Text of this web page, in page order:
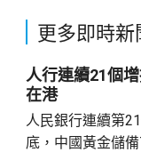
更多即時新
人行連續21個
在港
人民銀行連續第
底，中國黃金儲